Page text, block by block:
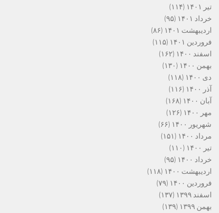
تیر ۱۴۰۱
(۱۱۴)
خرداد ۱۴۰۱
(۹۵)
اردیبهشت ۱۴۰۱
(۸۶)
فروردین ۱۴۰۱
(۱۱۵)
اسفند ۱۴۰۰
(۱۶۲)
بهمن ۱۴۰۰
(۱۳۰)
دی ۱۴۰۰
(۱۱۸)
آذر ۱۴۰۰
(۱۱۶)
آبان ۱۴۰۰
(۱۶۸)
مهر ۱۴۰۰
(۱۲۶)
شهریور ۱۴۰۰
(۶۶)
مرداد ۱۴۰۰
(۱۵۱)
تیر ۱۴۰۰
(۱۱۰)
خرداد ۱۴۰۰
(۹۵)
اردیبهشت ۱۴۰۰
(۱۱۸)
فروردین ۱۴۰۰
(۷۹)
اسفند ۱۳۹۹
(۱۳۷)
بهمن ۱۳۹۹
(۱۳۹)